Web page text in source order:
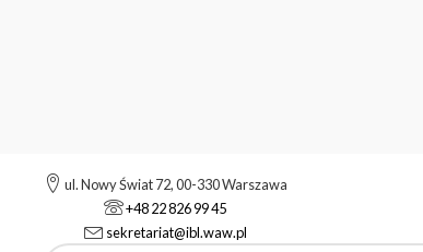
ul. Nowy Świat 72, 00-330 Warszawa
+48 22 826 99 45
sekretariat@ibl.waw.pl